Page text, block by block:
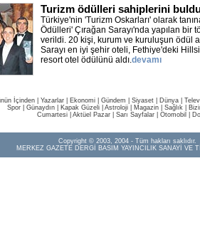
Turizm ödülleri sahiplerini
Türkiye'nin 'Turizm Oskarları' olarak
Ödülleri' Çırağan Sarayı'nda yapılan bir
verildi. 20 kişi, kurum ve kuruluşun ödül
Sarayı en iyi şehir oteli, Fethiye'deki
resort otel ödülünü aldı.devamı
İçinden Yazarlar Ekonomi Gündem Siyaset Dünya |
Spor
Günaydın Kapak Güzeli Astroloji Magazin Sağlık
Cumartesi| Aktüel Pazar| Sarı Sayfalar| Otomobil
Copyright © 2003, 2004 - Tüm hakları saklıdır.
MERKEZ GAZETE DERGİ BASIM YAYINCILIK SANAYİ VE